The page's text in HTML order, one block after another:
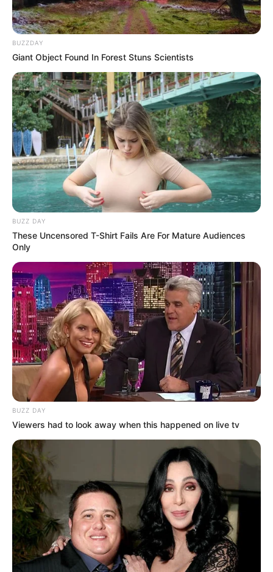
BUZZDAY
Giant Object Found In Forest Stuns Scientists
BUZZ DAY
These Uncensored T-Shirt Fails Are For Mature Audiences
Only
BUZZ DAY
Viewers had to look away when this happened on live tv